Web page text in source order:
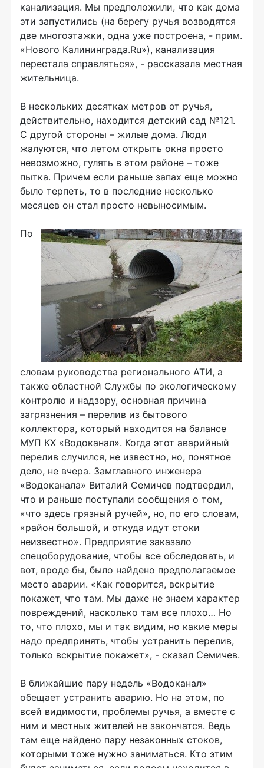
канализация. Мы предположили, что как дома
эти запустились (на берегу ручья возводятся
две многоэтажки, одна уже построена, - прим.
«Нового Калининграда.Ru»), канализация
перестала справляться», - рассказала местная
жительница.
В нескольких десятках метров от ручья,
действительно, находится детский сад №121.
С другой стороны – жилые дома. Люди
жалуются, что летом открыть окна просто
невозможно, гулять в этом районе – тоже
пытка. Причем если раньше запах еще можно
было терпеть, то в последние несколько
месяцев он стал просто невыносимым.
По
словам руководства регионального АТИ, а
также областной Службы по экологическому
контролю и надзору, основная причина
загрязнения – перелив из бытового
коллектора, который находится на балансе
МУП КХ «Водоканал». Когда этот аварийный
перелив случился, не известно, но, понятное
дело, не вчера. Замглавного инженера
«Водоканала» Виталий Семичев подтвердил,
что и раньше поступали сообщения о том,
«что здесь грязный ручей», но, по его словам,
«район большой, и откуда идут стоки
неизвестно». Предприятие заказало
спецоборудование, чтобы все обследовать, и
вот, вроде бы, было найдено предполагаемое
место аварии. «Как говорится, вскрытие
покажет, что там. Мы даже не знаем характер
повреждений, насколько там все плохо… Но
то, что плохо, мы и так видим, но какие меры
надо предпринять, чтобы устранить перелив,
только вскрытие покажет», - сказал Семичев.
В ближайшие пару недель «Водоканал»
обещает устранить аварию. Но на этом, по
всей видимости, проблемы ручья, а вместе с
ним и местных жителей не закончатся. Ведь
там еще найдено пару незаконных стоков,
которыми тоже нужно заниматься. Кто этим